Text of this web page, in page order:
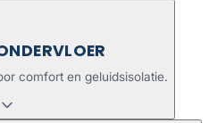
comfort en geluidsisolatie.